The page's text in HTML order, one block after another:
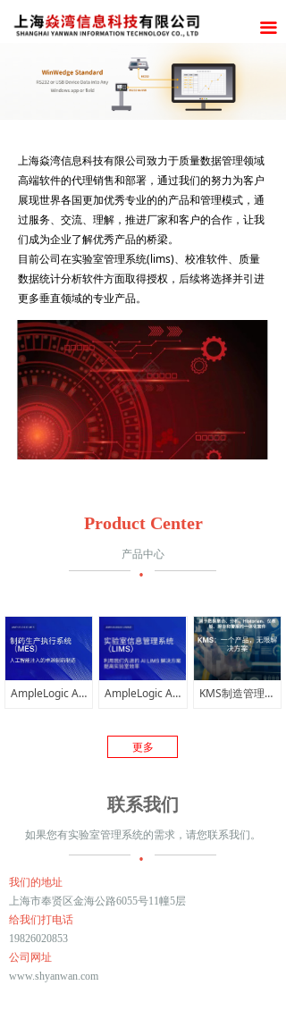
끀
245
惊人
功能
Product Center
产品中心
·
AmpleLogic AI MES AmpleLogic AI LIMS 解决方案 KMS制造管理软件
更多
联系我们
如果您有实验室管理系统的需求，请您联系我们。
·
我们的地址
上海市奉贤区金海公路6055号11幢5层
给我们打电话
19826020853
公司网址
www.shyanwan.com
上海焱湾信息科技有限公司致力于质量数据管理领域
高端软件的代理销售和部署，通过我们的努力为客户
展现世界各国更加优秀专业的的产品和管理模式，通
过服务、交流、理解，推进厂家和客户的合作，让我
们成为企业了解优秀产品的桥梁。
目前公司在实验室管理系统(lims)、校准软件、质量
数据统计分析软件方面取得授权，后续将选择并引进
更多垂直领域的专业产品。
公司不仅销售产品，更会积极的做好软件产品的部署
和售后服务，通过我们的服务成为厂家的延伸，让客
户后续无忧。